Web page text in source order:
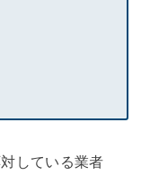
している業者